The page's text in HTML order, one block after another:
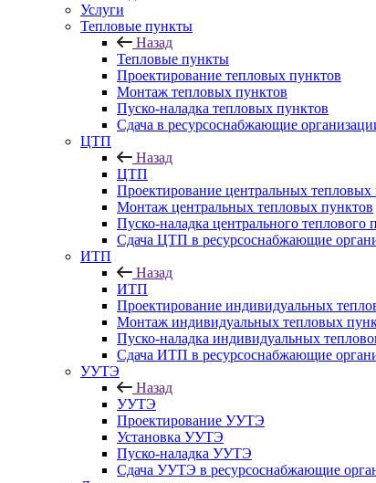
Услуги
Тепловые пункты
Назад
Тепловые пункты
Проектирование тепловых пунктов
Монтаж тепловых пунктов
Пуско-наладка тепловых пунктов
Сдача в ресурсоснабжающие
ЦТП
Назад
ЦТП
Проектирование центральных тепловых
Монтаж центральных тепловых пунктов
Пуско-наладка центрального теплового
Сдача ЦТП в ресурсоснабжающие
ИТП
Назад
ИТП
Проектирование индивидуальных
Монтаж индивидуальных тепловых
Пуско-наладка индивидуальных
Сдача ИТП в ресурсоснабжающие
УУТЭ
Назад
УУТЭ
Проектирование УУТЭ
Установка УУТЭ
Пуско-наладка УУТЭ
Сдача УУТЭ в ресурсоснабжающие